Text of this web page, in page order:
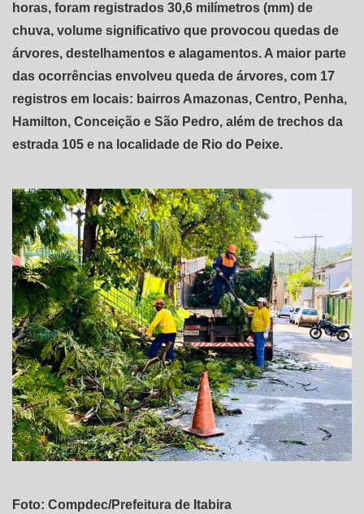
horas, foram registrados 30,6 milímetros (mm) de
chuva, volume significativo que provocou quedas de
árvores, destelhamentos e alagamentos. A maior parte
das ocorrências envolveu queda de árvores, com 17
registros em locais: bairros Amazonas, Centro, Penha,
Hamilton, Conceição e São Pedro, além de trechos da
estrada 105 e na localidade de Rio do Peixe.
Foto: Compdec/Prefeitura de Itabira